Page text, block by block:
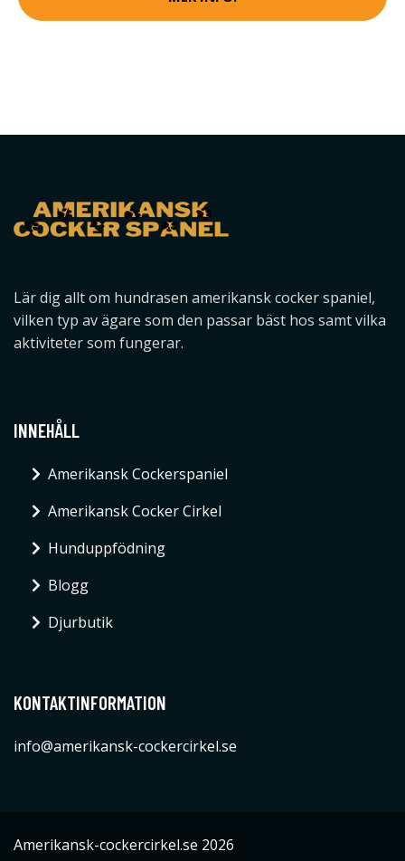
Lär dig allt om hundrasen amerikansk cocker spaniel,
vilken typ av ägare som den passar bäst hos samt vilka
aktiviteter som fungerar.
INNEHÅLL
Amerikansk Cockerspaniel
Amerikansk Cocker Cirkel
Hunduppfödning
Blogg
Djurbutik
KONTAKTINFORMATION
info@amerikansk-cockercirkel.se
Amerikansk-cockercirkel.se 2026